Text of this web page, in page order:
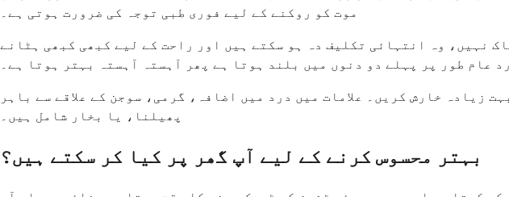
موت کو روکنے کے لیے فوری طبی توجہ کی ضرورت ہوتی ہے۔
نہیں، وہ انتہائی تکلیف دہ ہو سکتے ہیں اور راحت کے لیے کبھی کبھی ہٹانے
عام طور پر پہلے دو دنوں میں بلند ہوتا ہے پھر آہستہ آہستہ بہتر ہوتا ہے۔
زیادہ خارش کریں۔ علامات میں درد میں اضافہ، گرمی، سوجن کے علاقے سے باہر
پھیلنا، یا بخار شامل ہیں۔
بہتر محسوس کرنے کے لیے آپ گھر پر کیا کر سکتے ہیں؟